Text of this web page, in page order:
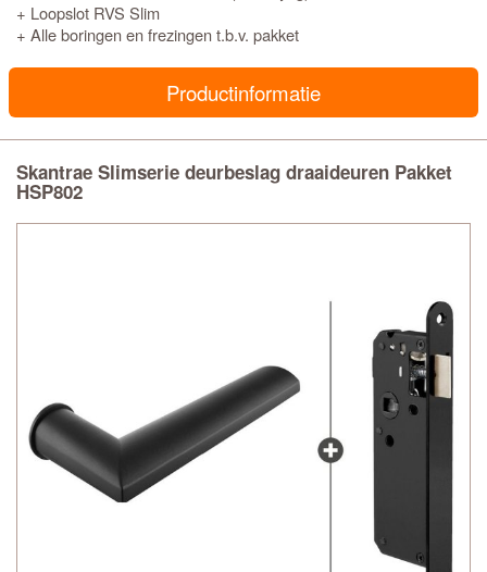
+ Loopslot RVS Slim
+ Alle boringen en frezingen t.b.v. pakket
Productinformatie
Skantrae Slimserie deurbeslag draaideuren Pakket
HSP802